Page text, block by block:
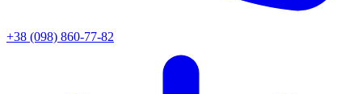
+38 (098) 860-77-82